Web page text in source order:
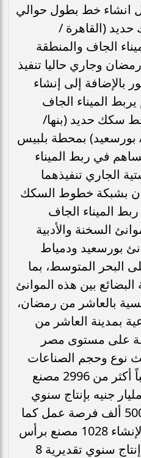
انشاء خط بطول حوالي
حديد (القاهرة /
الجاف والمنطقة
وجاري حاليا تنفيذ
بالإضافة إلى إنشاء
حوالي 45 كم يربط الميناء الجاف
سكك حديد (بنها/
/ بورسعيد) بمحطة بلبيس
في ربط الميناء
الجاري تنفيذهما
بشبكة خطوط السكك
ربط الميناء الجاف
السخنة والأدبية
بورسعيد ودمياط
البحر المتوسط، بما
بين هذه الموانئ
بالعاشر من رمضان،
بمدينة العاشر من
على مستوى مصر
نوع وحجم الصناعات
وحيث تضم المدينة تقريباً أكثر من 2996 مصنع
بإجمالي استثمارات 84 مليار جنيه بإنتاج سنوي
162 مليار جنيه ، وتوفر 500 ألف فرصة عمل كما
يبلغ عدد المصانع تحت الإنشاء 1028 مصنع برأس
مال 3 مليار جنيه وقيمة إنتاج سنوي تقديرية 8